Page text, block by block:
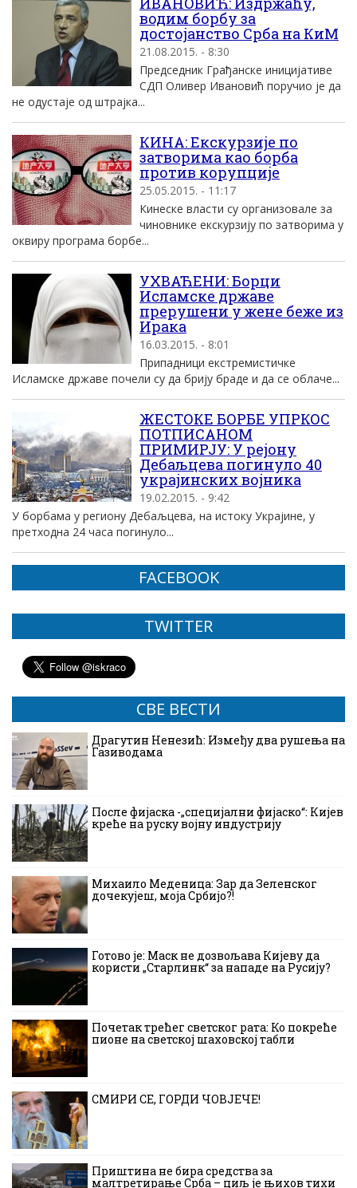
водим борбу за
достојанство Срба на КиМ
21.08.2015. - 8:30
Председник Грађанске иницијативе
СДП Оливер Ивановић поручио је да
не одустаје од штрајка...
КИНА: Екскурзије по
затворима као борба
против корупције
25.05.2015. - 11:17
Кинеске власти су организовале за
чиновнике екскурзију по затворима у
оквиру програма борбе...
УХВАЋЕНИ: Борци
Исламске државе
прерушени у жене беже из
Ирака
16.03.2015. - 8:01
Припадници екстремистичке
Исламске државе почели су да брију браде и да се облаче...
ЖЕСТОКЕ БОРБЕ УПРКОС
ПОТПИСАНОМ
ПРИМИРЈУ: У рејону
Дебаљцева погинуло 40
украјинских војника
19.02.2015. - 9:42
У борбама у региону Дебаљцева, на истоку Украјине, у
претходна 24 часа погинуло...
FACEBOOK
TWITTER
СВЕ ВЕСТИ
Драгутин Ненезић: Између два рушења на
Газиводама
После фијаска -„специјални фијаско“: Кијев
креће на руску војну индустрију
Михаило Меденица: Зар да Зеленског
дочекујеш, моја Србијо?!
Готово је: Маск не дозвољава Кијеву да
користи „Старлинк“ за нападе на Русију?
Почетак трећег светског рата: Ко покреће
пионе на светској шаховској табли
СМИРИ СЕ, ГОРДИ ЧОВЈЕЧЕ!
Приштина не бира средства за
малтретирање Срба – циљ је њихов тихи